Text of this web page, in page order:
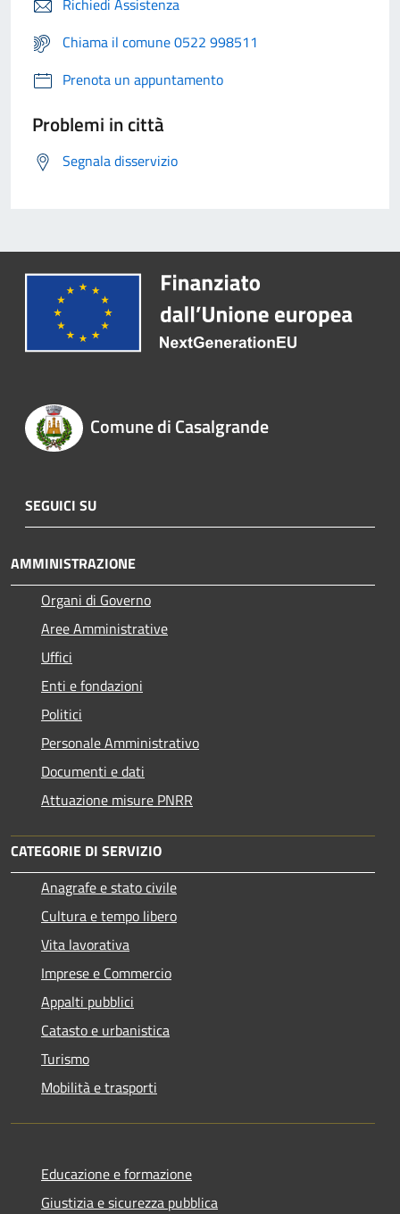
Richiedi Assistenza
Chiama il comune 0522 998511
Prenota un appuntamento
Problemi in città
Segnala disservizio
Comune di Casalgrande
SEGUICI SU
AMMINISTRAZIONE
Organi di Governo
Aree Amministrative
Uffici
Enti e fondazioni
Politici
Personale Amministrativo
Documenti e dati
Attuazione misure PNRR
CATEGORIE DI SERVIZIO
Anagrafe e stato civile
Cultura e tempo libero
Vita lavorativa
Imprese e Commercio
Appalti pubblici
Catasto e urbanistica
Turismo
Mobilità e trasporti
Educazione e formazione
Giustizia e sicurezza pubblica